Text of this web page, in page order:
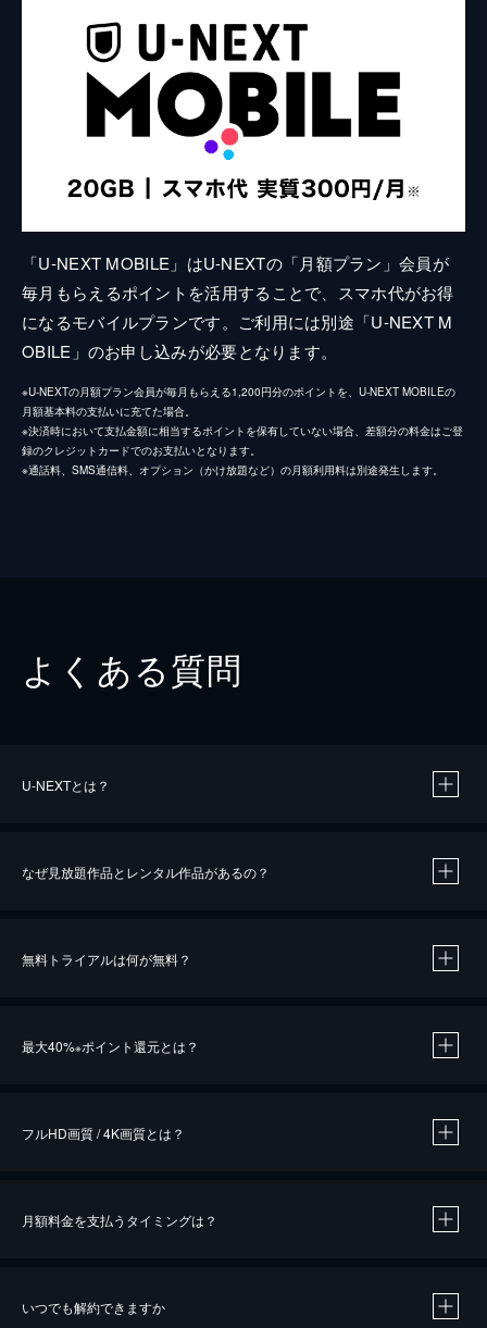
「U-NEXT MOBILE」はU-NEXTの「月額プラン」会員が
毎月もらえるポイントを活用することで、スマホ代がお得
になるモバイルプランです。ご利用には別途「U-NEXT M
OBILE」のお申し込みが必要となります。
※U-NEXTの月額プラン会員が毎月もらえる1,200円分のポイントを、U-NEXT MOBILEの
月額基本料の支払いに充てた場合。
※決済時において支払金額に相当するポイントを保有していない場合、差額分の料金はご登
録のクレジットカードでのお支払いとなります。
※通話料、SMS通信料、オプション（かけ放題など）の月額利用料は別途発生します。
よくある質問
U-NEXTとは？
なぜ見放題作品とレンタル作品があるの？
無料トライアルは何が無料？
最大40%※ポイント還元とは？
※40％ポイント還元の対象は、クレジットカード決済による作品の購入 / レンタルです。
フルHD画質 / 4K画質とは？
月額料金を支払うタイミングは？
いつでも解約できますか